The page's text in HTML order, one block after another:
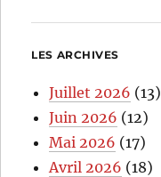
LES ARCHIVES
Juillet 2026 (13)
Juin 2026 (12)
Mai 2026 (17)
Avril 2026 (18)